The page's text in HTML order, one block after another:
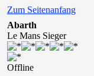
Zum Seitenanfang
Abarth
Le Mans Sieger
Offline